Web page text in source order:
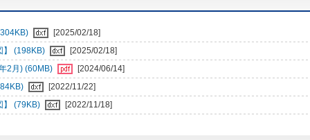
[2025/02/18]
】 (198KB)
[2025/02/18]
2月) (60MB)
[2024/06/14]
[2022/11/22]
】 (79KB)
[2022/11/18]